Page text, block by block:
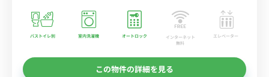
バストイレ別 室内洗濯機 オートロック
インターネット
無料
エレベーター
この物件の詳細を見る